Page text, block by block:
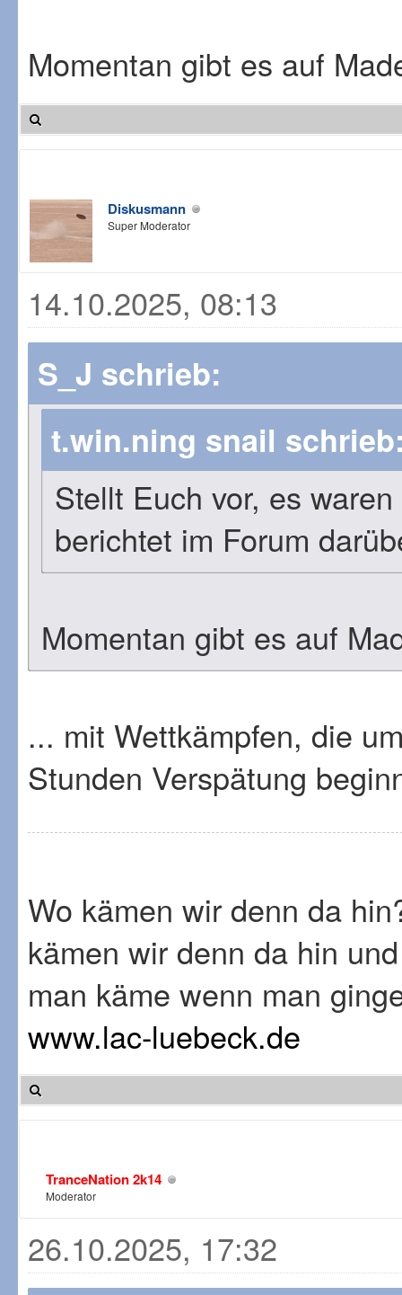
Momentan gibt es auf
Diskusmann
Super Moderator
14.10.2025, 08:13
S_J schrieb:
t.win.ning snail
Stellt Euch vor, es
berichtet im Forum
Momentan gibt es auf
... mit Wettkämpfen, die
Stunden Verspätung
Wo kämen wir denn da
kämen wir denn da hin
man käme wenn man
www.lac-luebeck.de
TranceNation 2k14
Moderator
26.10.2025, 17:32